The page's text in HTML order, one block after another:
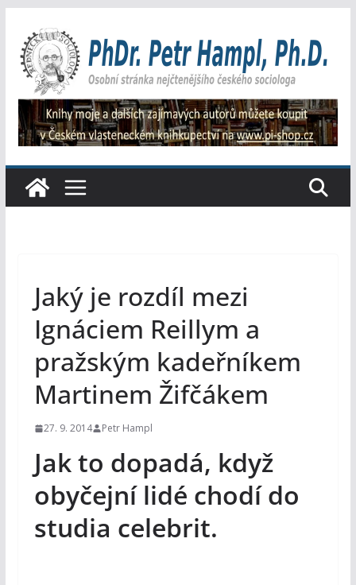
obsah
Jaký je rozdíl mezi
Ignáciem Reillym a
pražským kadeřníkem
Martinem Žifčákem
27. 9. 2014 Petr Hampl
Jak to dopadá, když
obyčejní lidé chodí do
studia celebrit.